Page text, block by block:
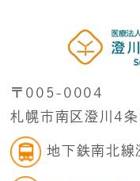
〒005-0004
札幌市南区澄川4
地下鉄南北線